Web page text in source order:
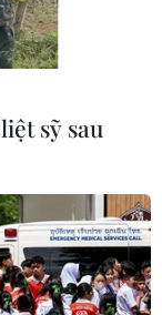
tiêu lâu dài
túy.
sỹ sau